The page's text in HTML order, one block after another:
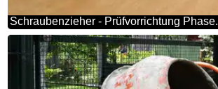
Schraubenzieher - Prüfvorrichtung Phase.